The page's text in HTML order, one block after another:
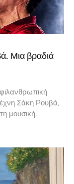
Μια βραδιά
Σάκη Ρουβά,
μουσική,